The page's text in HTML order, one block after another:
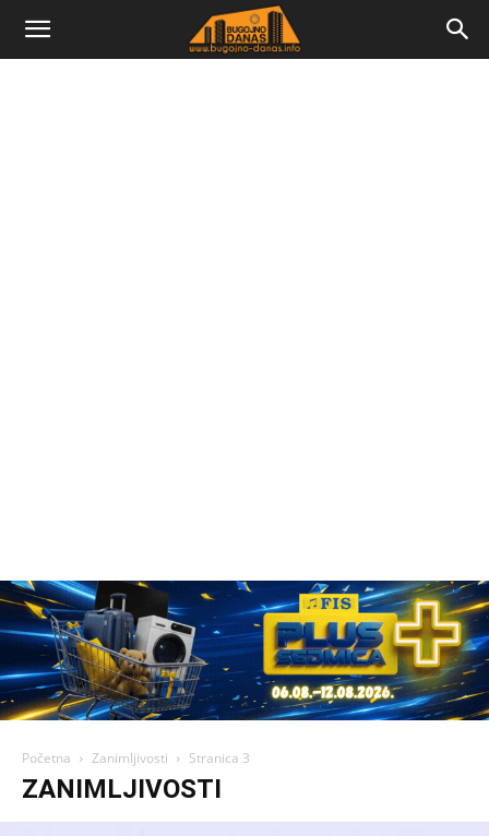
Bugojno
Početna Zanimljivosti Stranica 3
ZANIMLJIVOSTI